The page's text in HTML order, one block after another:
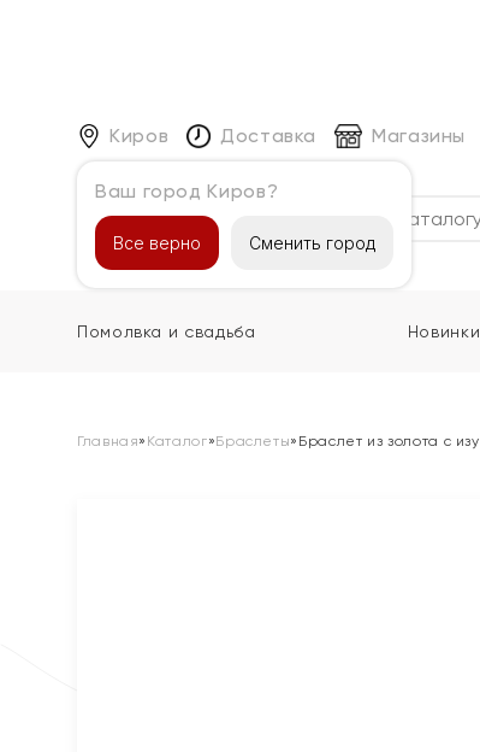
Киров
Ваш город Киров?
Все верно Сменить город
Доставка Магазины
Каталог
Помолвка и свадьба Новинки
Главная» Каталог»Браслеты» Браслет из золота с